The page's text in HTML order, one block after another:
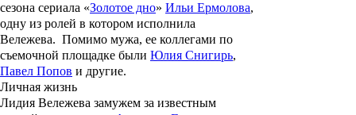
сезона сериала «Золотое дно» Ильи Ермолова,
одну из ролей в котором исполнила
Вележева. Помимо мужа, ее коллегами по
съемочной площадке были Юлия Снигирь,
Павел Попов и другие.
Личная жизнь
Лидия Вележева замужем за известным